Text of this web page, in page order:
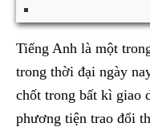
Tiếng Anh là một
trong thời đại ngày
chốt trong bất kì giao
phương tiện trao đổi